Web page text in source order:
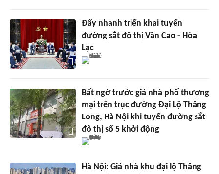
Đẩy nhanh triển khai tuyến
đường sắt đô thị Văn Cao - Hòa
Lạc
Bất ngờ trước giá nhà phố thương
mại trên trục đường Đại Lộ Thăng
Long, Hà Nội khi tuyến đường sắt
đô thị số 5 khởi động
Hà Nội: Giá nhà khu đại lộ Thăng